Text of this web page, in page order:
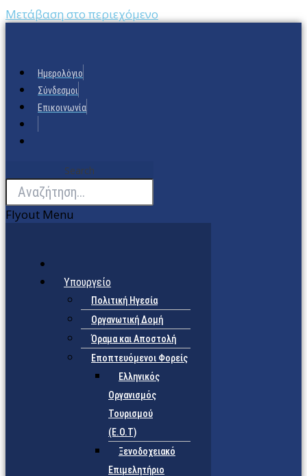
Μετάβαση στο περιεχόμενο
Ημερολόγιο
Σύνδεσμοι
Επικοινωνία
Search
Flyout Menu
Υπουργείο
Πολιτική Ηγεσία
Οργανωτική Δομή
Όραμα και Αποστολή
Εποπτευόμενοι Φορείς
Eλληνικός
Οργανισμός
Τουρισμού
(Ε.Ο.Τ)
Ξενοδοχειακό
Επιμελητήριο